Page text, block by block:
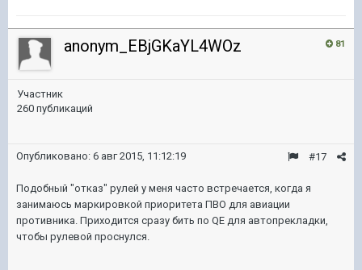
81
anonym_EBjGKaYL4WOz
Участник
260 публикаций
#17
Опубликовано: 6 авг 2015, 11:12:19
Подобный "отказ" рулей у меня часто встречается, когда я
занимаюсь маркировкой приоритета ПВО для авиации
противника. Приходится сразу бить по QE для автопрекладки,
чтобы рулевой проснулся.